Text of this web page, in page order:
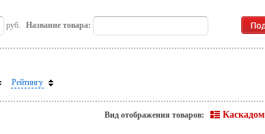
руб. Название товара:
Рейтингу
Вид отображения товаров: Каскадом